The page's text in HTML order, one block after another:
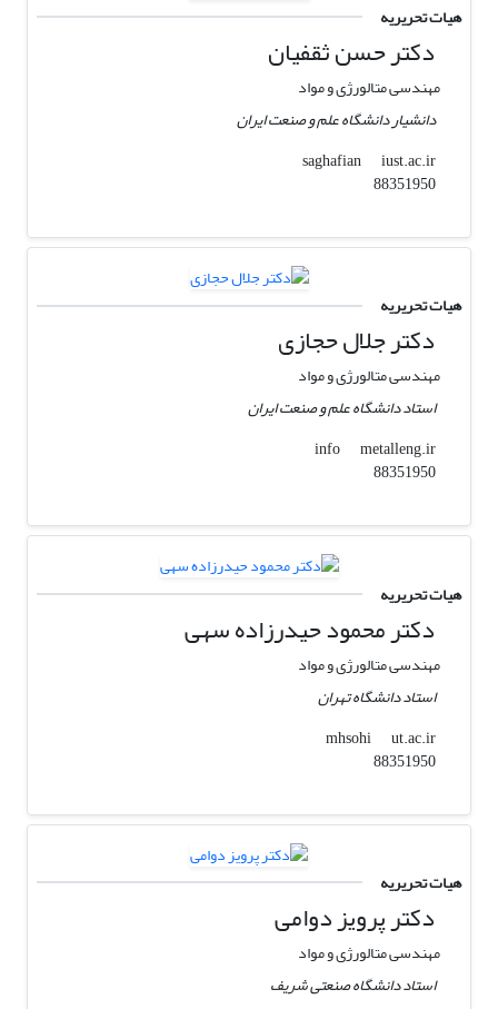
هیات تحریریه
دکتر حسن ثقفیان
مهندسی متالورژی و مواد
دانشیار دانشگاه علم و صنعت ایران
saghafian
iust.ac.ir
88351950
هیات تحریریه
دکتر جلال حجازی
مهندسی متالورژی و مواد
استاد دانشگاه علم و صنعت ایران
info
metalleng.ir
88351950
هیات تحریریه
دکتر محمود حیدرزاده سهی
مهندسی متالورژی و مواد
استاد دانشگاه تهران
mhsohi
ut.ac.ir
88351950
هیات تحریریه
دکتر پرویز دوامی
مهندسی متالورژی و مواد
استاد دانشگاه صنعتی شریف